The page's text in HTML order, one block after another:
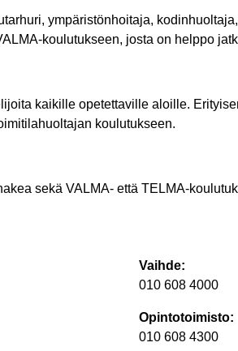
ympäristönhoitaja,
koulutukseen, josta on helppo
kaikille opetettaville aloille.
koulutukseen.
sekä VALMA- että TELMA-
Vaihde:
010 608 4000
Opintotoimisto:
010 608 4300